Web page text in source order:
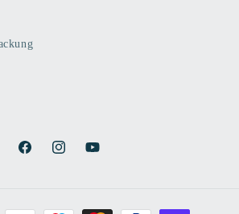
FacebookInstagramYouTube